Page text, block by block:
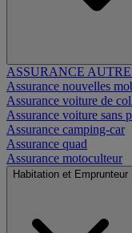
ASSURANCE
Assurance nouvelles
Assurance voiture de
Assurance voiture sans
Assurance camping-car
Assurance quad
Assurance motoculteur
Habitation et Emprunteur